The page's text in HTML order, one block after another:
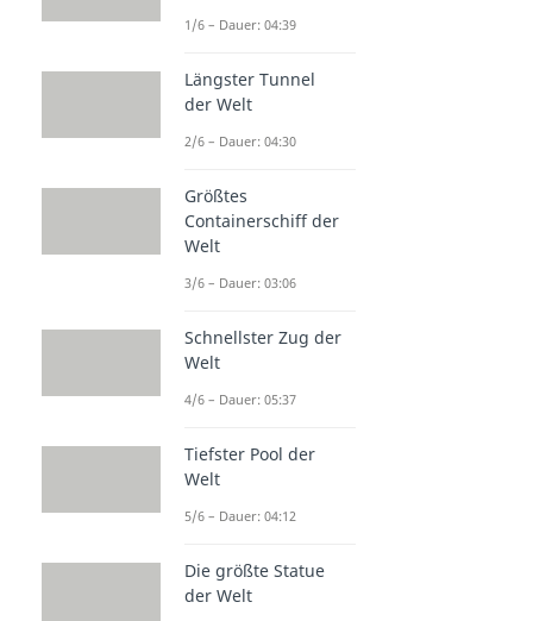
1/6 – Dauer: 04:39
Längster Tunnel
der Welt
2/6 – Dauer: 04:30
Größtes
Containerschiff der
Welt
3/6 – Dauer: 03:06
Schnellster Zug der
Welt
4/6 – Dauer: 05:37
Tiefster Pool der
Welt
5/6 – Dauer: 04:12
Die größte Statue
der Welt